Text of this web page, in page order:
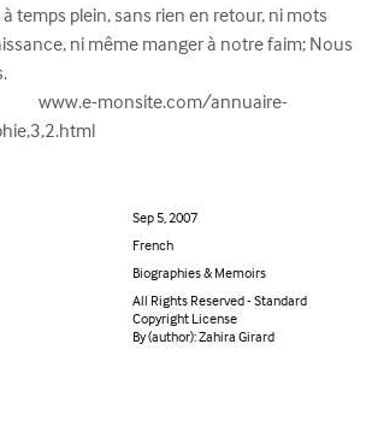
temps plein, sans rien en retour, ni mots
ni même manger à notre faim; Nous
Sep 5, 2007
French
Biographies & Memoirs
All Rights Reserved - Standard
Copyright License
By (author): Zahira Girard